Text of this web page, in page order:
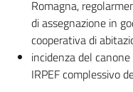
Romagna,
di assegnazione in
cooperativa di
incidenza del
IRPEF complessivo